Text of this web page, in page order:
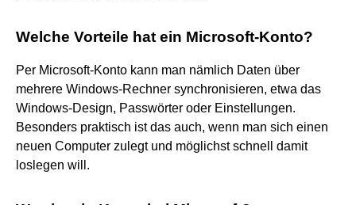
Welche Vorteile hat ein Microsoft-Konto?
Per Microsoft-Konto kann man nämlich Daten über
mehrere Windows-Rechner synchronisieren, etwa das
Windows-Design, Passwörter oder Einstellungen.
Besonders praktisch ist das auch, wenn man sich einen
neuen Computer zulegt und möglichst schnell damit
loslegen will.